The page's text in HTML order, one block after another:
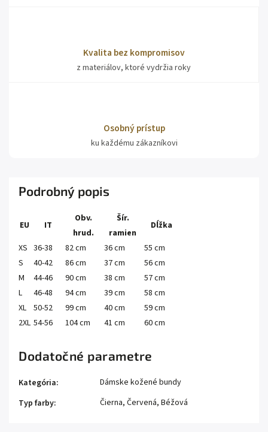
Kvalita bez kompromisov
z materiálov, ktoré vydržia roky
Osobný prístup
ku každému zákazníkovi
Podrobný popis
EU IT
Obv.
hrud.
Šír.
ramien
Dĺžka
XS 36-38 82 cm 36 cm
55 cm
S
40-42 86 cm 37 cm
56 cm
M
44-46 90 cm 38 cm
57 cm
L
46-48 94 cm 39 cm
58 cm
XL 50-52 99 cm 40 cm
59 cm
2XL 54-56 104 cm 41 cm 60 cm
Dodatočné parametre
Kategória:
Dámske kožené bundy
Typ farby: Čierna, Červená, Béžová